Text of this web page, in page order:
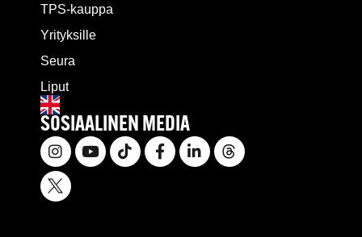
TPS-kauppa
Yrityksille
Seura
Liput
SOSIAALINEN MEDIA